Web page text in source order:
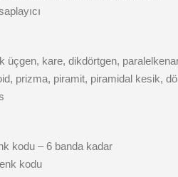
üçgen, kare, dikdörtgen,
prizma, piramit, piramidal kesik,
kodu – 6 banda kadar
kodu